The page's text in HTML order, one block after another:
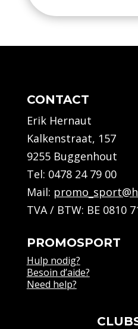
Noir
CONTACT
Erik Hernaut
Kalkenstraat, 157
9255 Buggenhout
Tel: 0478 24 79 00
Mail:
TVA / BTW: BE 0810
PROMOSPORT
Hulp nodig?
Besoin d’aide?
Need help?